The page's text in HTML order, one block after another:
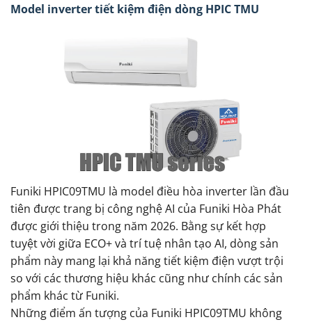
Model inverter tiết kiệm điện dòng HPIC TMU
Funiki HPIC09TMU là model điều hòa inverter lần đầu
tiên được trang bị công nghệ AI của Funiki Hòa Phát
được giới thiệu trong năm 2026. Bằng sự kết hợp
tuyệt vời giữa ECO+ và trí tuệ nhân tạo AI, dòng sản
phẩm này mang lại khả năng tiết kiệm điện vượt trội
so với các thương hiệu khác cũng như chính các sản
phẩm khác từ Funiki.
Những điểm ấn tượng của Funiki HPIC09TMU không